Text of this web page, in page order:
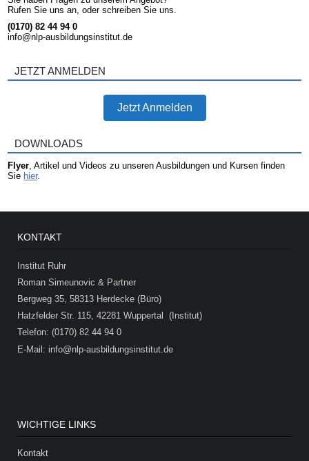
Rufen Sie uns an, oder schreiben Sie uns.
(0170) 82 44 94 0
info@nlp-ausbildungsinstitut.de
JETZT ANMELDEN
Jetzt Anmelden
DOWNLOADS
Flyer , Artikel und Videos zu unseren Ausbildungen und Kursen finden
Sie hier.
KONTAKT
Institut Ruhr
Roman Simeunovic & Partner
Bergweg 35, 58313 Herdecke (Büro)
Hatzfelder Str. 115, 42281 Wuppertal (Institut)
Telefon: (0170) 82 44 94 0
E-Mail: info@nlp-ausbildungsinstitut.de
WICHTIGE LINKS
Kontakt